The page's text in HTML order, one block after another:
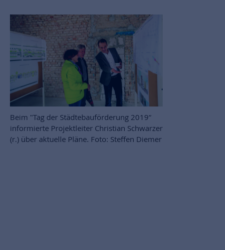
Beim "Tag der Städtebauförderung 2019“
informierte Projektleiter Christian Schwarzer
(r.) über aktuelle Pläne. Foto: Steffen Diemer